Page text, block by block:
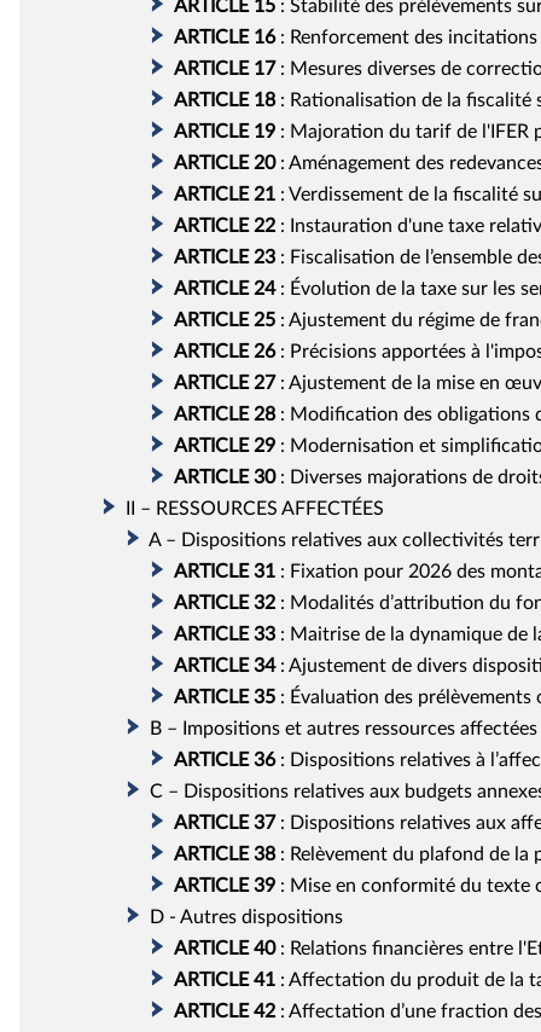
ARTICLE 15 : Stabilité des prélèvements
ARTICLE 16: Renforcement des
ARTICLE 17: Mesures diverses de
ARTICLE 18: Rationalisation de la fiscalité
ARTICLE 19 : Majoration du tarif de l'IFER
ARTICLE 20: Aménagement des
ARTICLE 21 : Verdissement de la fiscalité
ARTICLE 22 :
Instauration d'une taxe
ARTICLE 23 : Fiscalisation de l’ensemble
ARTICLE 24: Évolution de la taxe sur les
ARTICLE 25 : Ajustement du régime de
ARTICLE 26: Précisions apportées à
ARTICLE 27: Ajustement de la mise en
ARTICLE 28: Modification des obligations
ARTICLE 29 : Modernisation et
ARTICLE 30: Diverses majorations de
II – RESSOURCES AFFECTÉES
A – Dispositions relatives aux collectivités
ARTICLE 31 : Fixation pour 2026 des
ARTICLE 32 : Modalités d’attribution du
ARTICLE 33 : Maitrise de la dynamique de
ARTICLE 34: Ajustement de divers
ARTICLE 35 : Évaluation des
B – Impositions et autres ressources
ARTICLE 36: Dispositions relatives à
C – Dispositions relatives aux budgets
ARTICLE 37: Dispositions relatives aux
ARTICLE 38: Relèvement du plafond de
ARTICLE 39 : Mise en conformité du texte
D - Autres dispositions
ARTICLE 40: Relations financières entre
ARTICLE 41 : Affectation du produit de la
ARTICLE 42 : Affectation d’une fraction